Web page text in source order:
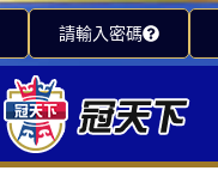
請輸入密碼